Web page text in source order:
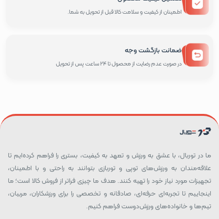
اطمینان از کیفیت و سلامت کالا قبل از تحویل به شما.
ضمانت بازگشت وجه
در صورت عدم رضایت از محصول تا 24 ساعت پس از تحویل
ما در توربال، با عشق به ورزش و تعهد به کیفیت، بستری را فراهم کرده‌ایم تا
علاقه‌مندان به ورزش‌های توپی و توربازی بتوانند به راحتی و با اطمینان،
تجهیزات مورد نیاز خود را تهیه کنند. هدف ما چیزی فراتر از فروش کالا است؛ ما
اینجاییم تا تجربه‌ای حرفه‌ای، صادقانه و تخصصی را برای ورزشکاران، مربیان،
تیم‌ها و خانواده‌های ورزش‌دوست فراهم کنیم.